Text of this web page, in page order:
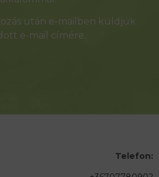
után e-mailben küldjük
e-mail címére.
Telefon: